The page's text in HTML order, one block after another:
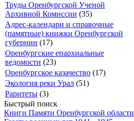
Труды Оренбургской Ученой
Архивной Комиссии (35)
Адрес-календари и справочные
(памятные) книжки Оренбургской
губернии (17)
Оренбургские епархиальные
ведомости (23)
Оренбургское казачество (17)
Экология реки Урал (51)
Раритеты (3)
Быстрый поиск
Книги Памяти Оренбургской области